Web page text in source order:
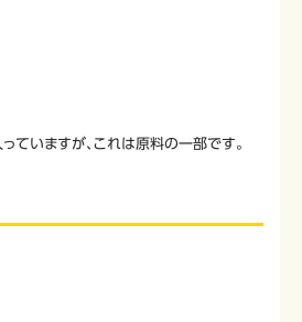
ていますが、これは原料の一部です。